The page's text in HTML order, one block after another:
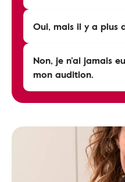
Oui, mais il y a plus
Non, je n’ai jamais
mon audition.